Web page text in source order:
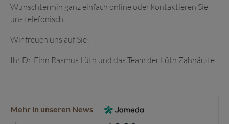
Wunschtermin ganz einfach online oder kontaktieren Sie
uns telefonisch.
Wir freuen uns auf Sie!
Ihr Dr. Finn Rasmus Lüth und das Team der Lüth Zahnärzte
Mehr in unseren News